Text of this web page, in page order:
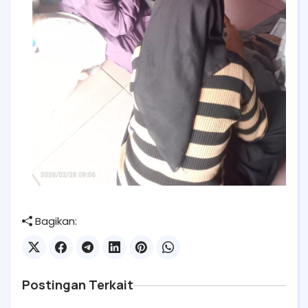
Bagikan:
Postingan Terkait